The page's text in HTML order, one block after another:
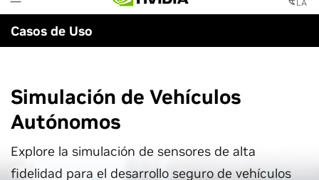
to
main
content
LA
Casos de Uso
Simulación de Vehículos
Autónomos
Explore la simulación de sensores de alta
fidelidad para el desarrollo seguro de vehículos